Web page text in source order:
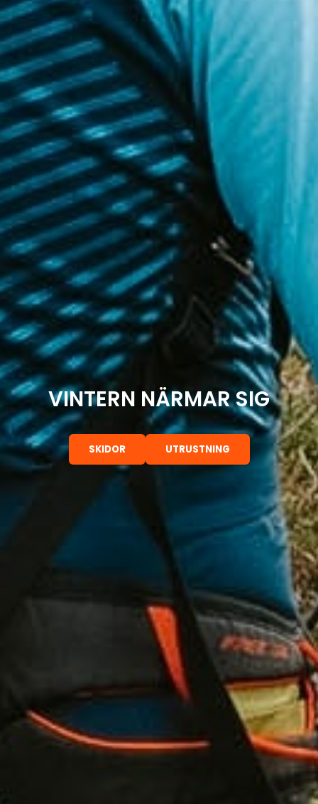
VINTERN NÄRMAR SIG
SKIDOR UTRUSTNING